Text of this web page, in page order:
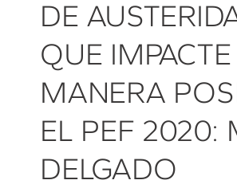
DE
QUE
MANERA
EL PEF 2020:
DELGADO